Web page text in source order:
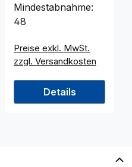
Mindestabnahme:
48
Preise exkl. MwSt.
zzgl. Versandkosten
Details